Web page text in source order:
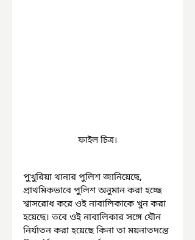
ফাইল চিত্র।
পুখুরিয়া থানার পুলিশ জানিয়েছে,
প্রাথমিকভাবে পুলিশ অনুমান করা হচ্ছে
শ্বাসরোধ করে ওই নাবালিকাকে খুন করা
হয়েছে। তবে ওই নাবালিকার সঙ্গে যৌন
নির্যাতন করা হয়েছে কিনা তা ময়নাতদন্তে